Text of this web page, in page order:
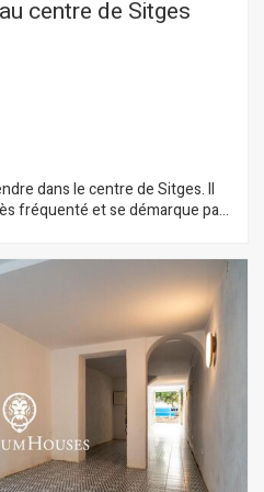
centre de Sitges
dans le centre de Sitges. Il
fréquenté et se démarque par
rez-de-chaussée au niveau de
d'une capacité de stockage de
essentiels.